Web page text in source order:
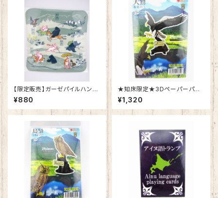
【限定販売】ガーゼパイルハンカ
チ
¥880
★知床限定★3Dペーパーパズ
ル「大鷲（オオワシ）」
¥1,320